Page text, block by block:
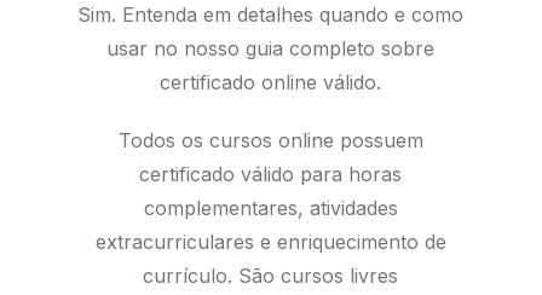
Sim. Entenda em detalhes quando e como
usar no nossoguia completo sobre
certificado online válido.
Todos os cursos online possuem
certificado válido para horas
complementares, atividades
extracurriculares e enriquecimento de
currículo. São cursos livres